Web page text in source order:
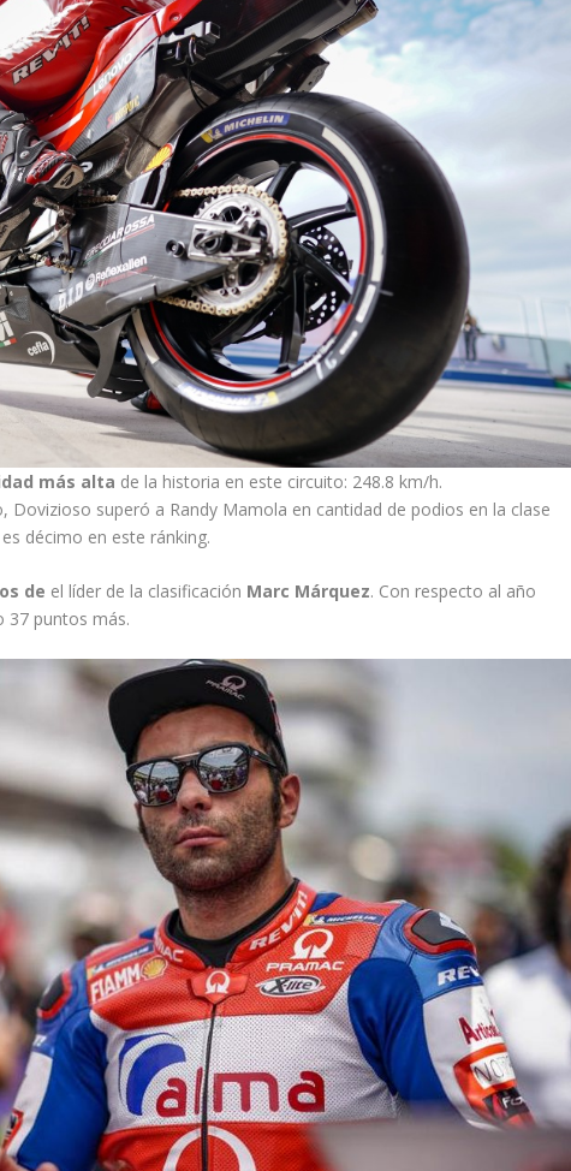
más alta de la historia en este circuito: 248.8 km/h.
Dovizioso superó a Randy Mamola en cantidad de podios en la clase
décimo en este ránking.
de el líder de la clasificación Marc Márquez. Con respecto al año
37 puntos más.